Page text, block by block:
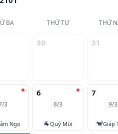
BA THỨ TƯ THỨ
30 31
3
Ngọ
6
8/3
🐐Quý Mùi
7
9/3
🐒Giáp